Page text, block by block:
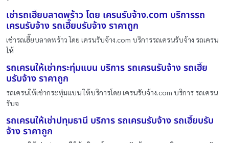
เช่ารถเฮี๊ยบลาดพร้าว โดย เครนรับจ้าง.com บริการรถ
เครนรับจ้าง รถเฮี๊ยบรับจ้าง ราคาถูก
เช่ารถเฮี๊ยบลาดพร้าว โดย เครนรับจ้าง.com บริการรถเครนรับจ้าง รถเครน
ให้
รถเครนให้เช่ากระทุ่มแบน บริการ รถเครนรับจ้าง รถเฮี๊ย
บรับจ้าง ราคาถูก
รถเครนให้เช่ากระทุ่มแบน ให้บริการโดย เครนรับจ้าง.com บริการ รถเครน
รับจ
รถเครนให้เช่าปทุมธานี บริการ รถเครนรับจ้าง รถเฮี๊ยบรับ
จ้าง ราคาถูก